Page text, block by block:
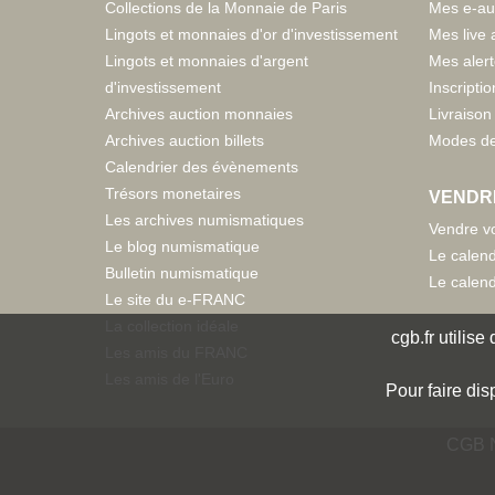
Collections de la Monnaie de Paris
Lingots et monnaies d'or d'investissement
Lingots et monnaies d'argent
d'investissement
Archives auction monnaies
Archives auction billets
Calendrier des évènements
Trésors monetaires
Les archives numismatiques
Le blog numismatique
Bulletin numismatique
Le site du e-FRANC
Mes e-
Mes live
Mes
Modes
Vendre
Le
Le
cgb.fr utilise
Pour faire